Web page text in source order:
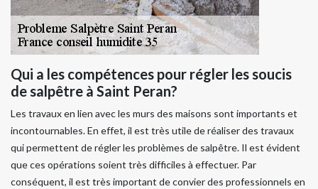
Qui a les compétences pour régler les soucis
de salpêtre à Saint Peran?
Les travaux en lien avec les murs des maisons sont importants et
incontournables. En effet, il est très utile de réaliser des travaux
qui permettent de régler les problèmes de salpêtre. Il est évident
que ces opérations soient très difficiles à effectuer. Par
conséquent, il est très important de convier des professionnels en